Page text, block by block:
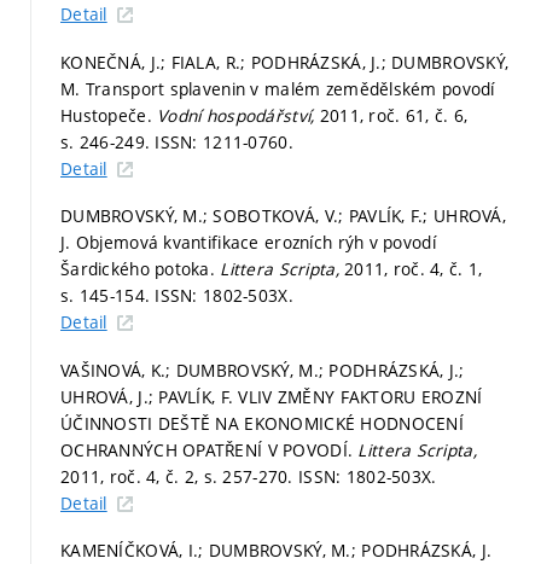
Detail
KONEČNÁ, J.; FIALA, R.; PODHRÁZSKÁ, J.; DUMBROVSKÝ,
M. Transport splavenin v malém zemědělském povodí
Hustopeče. Vodní hospodářství, 2011, roč. 61, č. 6,
s. 246-249. ISSN: 1211-0760.
Detail
DUMBROVSKÝ, M.; SOBOTKOVÁ, V.; PAVLÍK, F.; UHROVÁ,
J. Objemová kvantifikace erozních rýh v povodí
Šardického potoka. Littera Scripta,2011, roč. 4, č. 1,
s. 145-154. ISSN: 1802-503X.
Detail
VAŠINOVÁ, K.; DUMBROVSKÝ, M.; PODHRÁZSKÁ, J.;
UHROVÁ, J.; PAVLÍK, F. VLIV ZMĚNY FAKTORU EROZNÍ
ÚČINNOSTI DEŠTĚ NA EKONOMICKÉ HODNOCENÍ
OCHRANNÝCH OPATŘENÍ V POVODÍ. Littera Scripta,
2011, roč. 4, č. 2, s. 257-270. ISSN: 1802-503X.
Detail
KAMENÍČKOVÁ, I.; DUMBROVSKÝ, M.; PODHRÁZSKÁ, J.